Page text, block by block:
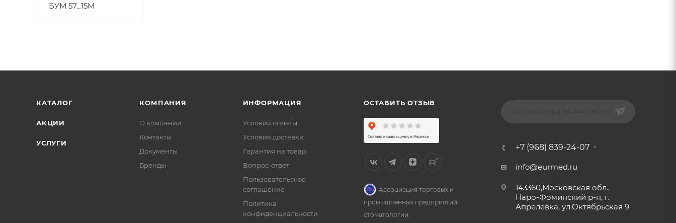
БУМ 57_15М
КАТАЛОГ
АКЦИИ
УСЛУГИ
КОМПАНИЯ
О компании
Контакты
Документы
Бренды
ИНФОРМАЦИЯ
Условия оплаты
Условия доставки
Гарантия на товар
Вопрос-ответ
Пользовательское
соглашение
Политика
конфиденциальности
ОСТАВИТЬ ОТЗЫВ
Ассоциация торговых и
промышленных предприятий
стоматологии.
+7 (968) 839-24-07
info@eurmed.ru
143360,Московская обл.,
Наро-Фоминский р-н, г.
Апрелевка, ул.Октябрьская 9